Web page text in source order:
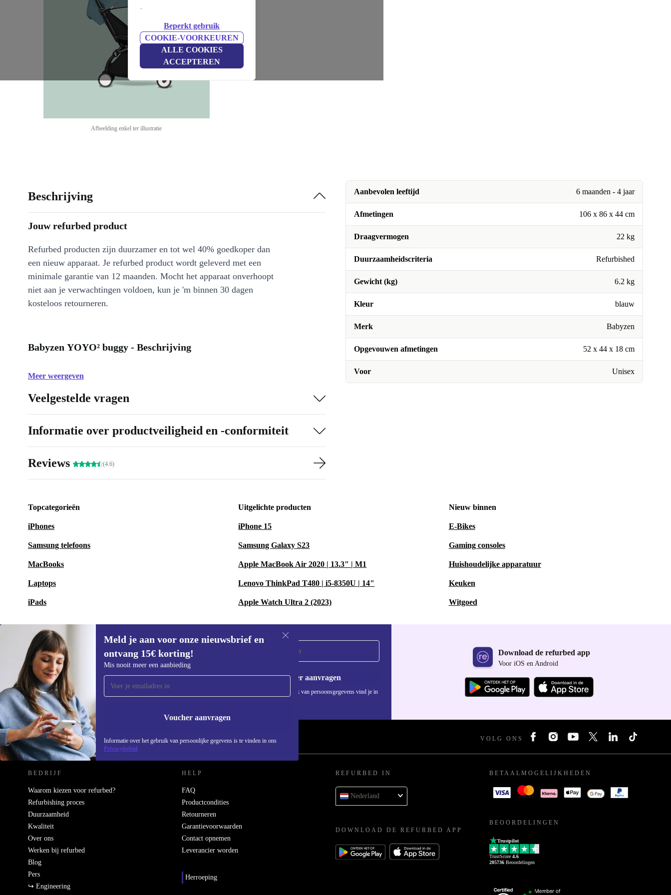
.
Beperkt gebruik
COOKIE-VOORKEUREN
ALLE COOKIES
ACCEPTEREN
Afbeelding enkel ter illustratie
Aanbevolen leeftijd 6 maanden - 4 jaar
Afmetingen 106 x 86 x 44 cm
Draagvermogen 22 kg
Duurzaamheidscriteria Refurbished
Gewicht (kg) 6.2 kg
Kleur blauw
Merk Babyzen
Opgevouwen afmetingen 52 x 44 x 18 cm
Voor Unisex
Beschrijving
Jouw refurbed product
Refurbed producten zijn duurzamer en tot wel 40% goedkoper dan
een nieuw apparaat. Je refurbed product wordt geleverd met een
minimale garantie van 12 maanden. Mocht het apparaat onverhoopt
niet aan je verwachtingen voldoen, kun je 'm binnen 30 dagen
kosteloos retourneren.
Babyzen YOYO² buggy - Beschrijving
Meer weergeven
Veelgestelde vragen
Informatie over productveiligheid en -conformiteit
Reviews (4.6)
Topcategorieën
iPhones
Samsung telefoons
MacBooks
Laptops
iPads
Uitgelichte producten
iPhone 15
Samsung Galaxy S23
Apple MacBook Air 2020 | 13.3" | M1
Lenovo ThinkPad T480 | i5-8350U | 14"
Apple Watch Ultra 2 (2023)
Nieuw binnen
E-Bikes
Gaming consoles
Huishoudelijke apparatuur
Keuken
Witgoed
Meld je aan voor onze nieuwsbrief en
ontvang 15€ korting!
Mis nooit meer een aanbieding
Voucher aanvragen
Informatie over het gebruik van persoonlijke gegevens is te vinden in ons
Privacybeleid
Meld je aan voor onze nieuwsbrief en
ontvang €15 korting!
Mis nooit meer een aanbieding.
Voucher aanvragen
Informatie over het gebruik van persoonsgegevens vind je in
Download de refurbed app
Voor iOS en Android
REFURBED NEDERLAND - RETHINK NEW. VOLG ONS
BEDRIJF
Waarom kiezen voor refurbed?
Refurbishing proces
Duurzaamheid
Kwaliteit
Over ons
Werken bij refurbed
Blog
Pers
↪ Engineering
HELP
FAQ
Productcondities
Retourneren
Garantievoorwaarden
Contact opnemen
Leverancier worden
Herroeping
REFURBED IN
Nederland
DOWNLOAD DE REFURBED APP
BETAALMOGELIJKHEDEN
BEOORDELINGEN
Trustpilot
TrustScore 4.6
205736 Beoordelingen